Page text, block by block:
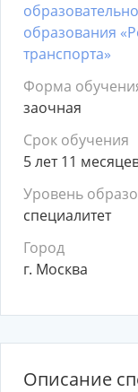
образования
транспорта»
Форма
заочная
Срок обучения
5 лет 11
Уровень
специалитет
Город
г. Москва
Описание